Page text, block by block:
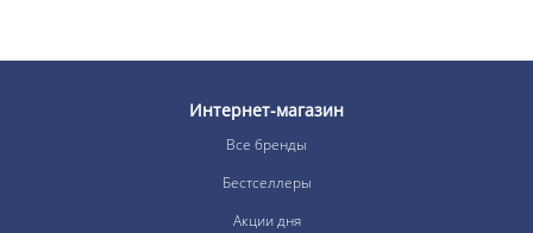
Интернет-магазин
Все бренды
Бестселлеры
Акции дня